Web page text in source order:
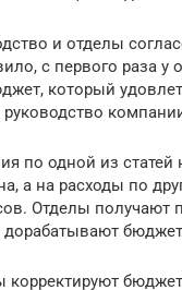
и отделы
с первого раза у
который
по одной из статей
а на расходы по
Отделы получают
дорабатывают
корректируют